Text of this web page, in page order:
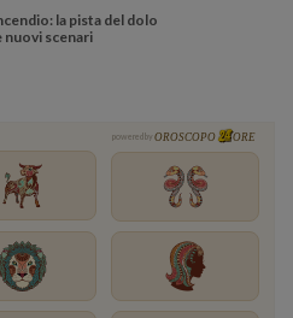
la pista del dolo
nuovi scenari
powered by OROSCOPO ORE